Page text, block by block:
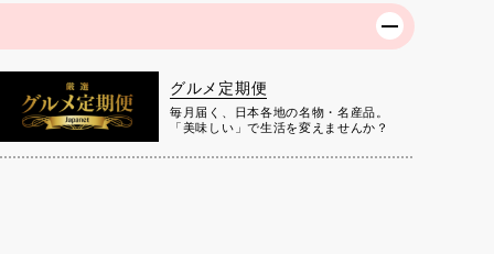
グルメ定期便
毎月届く、日本各地の名物・名産品。
「美味しい」で生活を変えませんか？